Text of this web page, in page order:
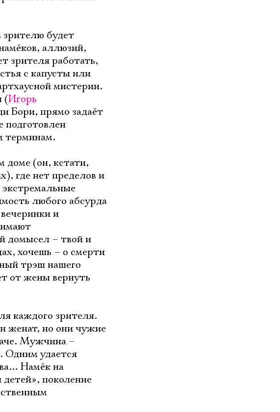
зрителю будет
аллюзий,
зрителя работать,
с капусты или
мистерии.
(Игорь
Бори, прямо задаёт
подготовлен
терминам.
доме (он, кстати,
где нет пределов и
любого абсурда
и
домысел – твой и
хочешь – о смерти
трэш нашего
от жены вернуть
каждого зрителя.
женат, но они чужие
Мужчина –
Одним удается
Намёк на
поколение